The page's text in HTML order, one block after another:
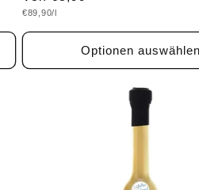
Preis
Grundpreis
€89,90/l
Optionen auswählen